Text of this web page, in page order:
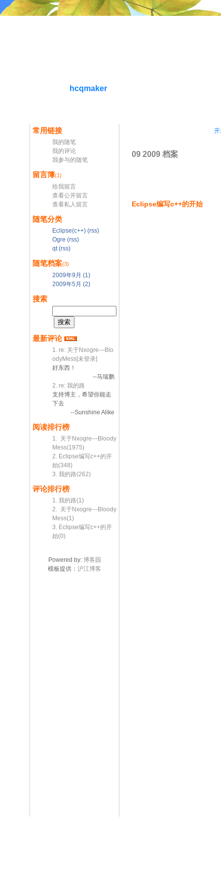
hcqmaker
常用链接
我的随笔
我的评论
我参与的随笔
留言簿(1)
给我留言
查看公开留言
查看私人留言
随笔分类
Eclipse(c++) (rss)
Ogre (rss)
qt (rss)
随笔档案(3)
2009年9月 (1)
2009年5月 (2)
搜索
最新评论
1. re: 关于Nxogre---Blo
odyMess[未登录]
好东西！
--马瑞鹏
2. re: 我的路
支持博主，希望你能走
下去
--Sunshine Alike
阅读排行榜
1. 关于Nxogre---Bloody
Mess(1975)
2. Eclipse编写c++的开
始(348)
3. 我的路(262)
评论排行榜
1. 我的路(1)
2. 关于Nxogre---Bloody
Mess(1)
3. Eclipse编写c++的开
始(0)
Powered by: 博客园
模板提供： 沪江博客
09 2009 档案
Eclipse编写c++的开始